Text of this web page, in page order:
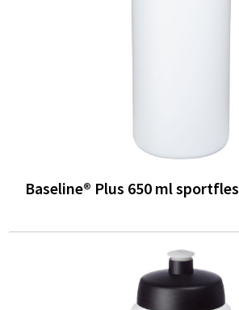
Baseline® Plus 650 ml sportfles